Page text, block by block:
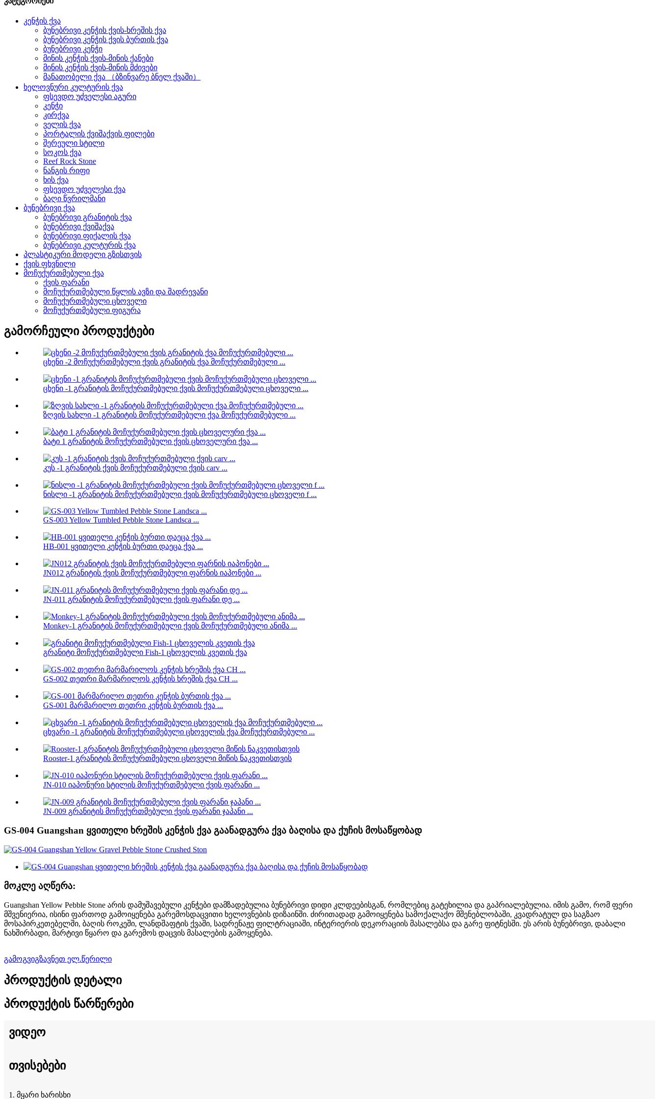
კენჭის ქვა
ბუნებრივი კენჭის ქვის-ხრეშის ქვა
ბუნებრივი კენჭის ქვის ბურთის ქვა
ბუნებრივი კენჭი
მინის კენჭის ქვის-მინის ქანები
მინის კენჭის ქვის-მინის მძივები
მანათობელი ქვა （ბზინვარე ბნელ ქვაში）
ხელოვნური კულტურის ქვა
ფსევდო უძველესი აგური
კენჭი
კირქვა
ველის ქვა
პორტალის ქვიშაქვის ფილები
შერეული სტილი
სოკოს ქვა
Reef Rock Stone
ნანგის რიფი
ხის ქვა
ფსევდო უძველესი ქვა
ბაღი წვრილმანი
ბუნებრივი ქვა
ბუნებრივი გრანიტის ქვა
ბუნებრივი ქვიშაქვა
ბუნებრივი ფიქალის ქვა
ბუნებრივი კულტურის ქვა
პლასტიკური მოდელი გზისთვის
ქვის ფხვნილი
მოჩუქურთმებული ქვა
ქვის ფარანი
მოჩუქურთმებული წყლის ავზი და შადრევანი
მოჩუქურთმებული ცხოველი
მოჩუქურთმებული ფიგურა
გამორჩეული პროდუქტები
ცხენი -2 მოჩუქურთმებული ქვის გრანიტის ქვა მოჩუქურთმებული ...
ცხენი -1 გრანიტის მოჩუქურთმებული ქვის მოჩუქურთმებული ცხოველი ...
ზღვის სახლი -1 გრანიტის მოჩუქურთმებული ქვა მოჩუქურთმებული ...
ბატი 1 გრანიტის მოჩუქურთმებული ქვის ცხოველური ქვა ...
კუს -1 გრანიტის ქვის მოჩუქურთმებული ქვის carv ...
ნისლი -1 გრანიტის მოჩუქურთმებული ქვის მოჩუქურთმებული ცხოველი f ...
GS-003 Yellow Tumbled Pebble Stone Landsca ...
HB-001 ყვითელი კენჭის ბურთი დაეცა ქვა ...
JN012 გრანიტის ქვის მოჩუქურთმებული ფარნის იაპონები ...
JN-011 გრანიტის მოჩუქურთმებული ქვის ფარანი დე ...
Monkey-1 გრანიტის მოჩუქურთმებული ქვის მოჩუქურთმებული ანიმა ...
გრანიტი მოჩუქურთმებული Fish-1 ცხოველის კვეთის ქვა
GS-002 თეთრი მარმარილოს კენჭის ხრეშის ქვა CH ...
GS-001 მარმარილო თეთრი კენჭის ბურთის ქვა ...
ცხვარი -1 გრანიტის მოჩუქურთმებული ცხოველის ქვა მოჩუქურთმებული ...
Rooster-1 გრანიტის მოჩუქურთმებული ცხოველი მიწის ნაკვეთისთვის
JN-010 იაპონური სტილის მოჩუქურთმებული ქვის ფარანი ...
JN-009 გრანიტის მოჩუქურთმებული ქვის ფარანი ჯაპანი ...
GS-004 Guangshan ყვითელი ხრეშის კენჭის ქვა გაანადგურა ქვა ბაღისა და ქუჩის მოსაწყობად
მოკლე აღწერა:
Guangshan Yellow Pebble Stone არის დამუშავებული კენჭები დამზადებულია ბუნებრივი დიდი კლდეებისგან, რომლებიც გატეხილია და გაპრიალებულია. იმის გამო, რომ ფერი
მშვენიერია, ისინი ფართოდ გამოიყენება გარემოსდაცვითი ხელოვნების დიზაინში. ძირითადად გამოიყენება სამოქალაქო მშენებლობაში, კვადრატულ და საგზაო
მოსაპირკეთებელში, ბაღის როკეში, ლანდშაფტის ქვაში, სადრენაჟე ფილტრაციაში, ინტერიერის დეკორაციის მასალებსა და გარე ფიტნესში. ეს არის ბუნებრივი, დაბალი
ნახშირბადი, მარტივი წყარო და გარემოს დაცვის მასალების გამოყენება.
გამოგვიგზავნეთ ელ.წერილი
პროდუქტის დეტალი
პროდუქტის წარწერები
ვიდეო
თვისებები
1. მყარი ხარისხი